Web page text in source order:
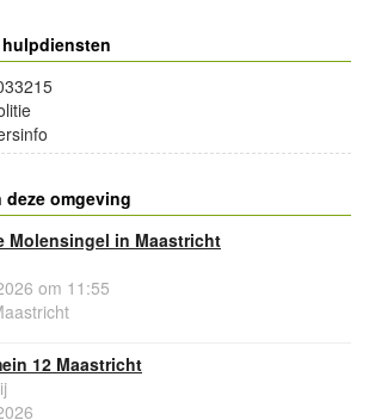
hulpdiensten
deze omgeving
Molensingel in Maastricht
om 11:55
12 Maastricht